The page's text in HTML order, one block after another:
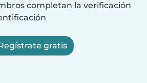
completan la verificación
gratis